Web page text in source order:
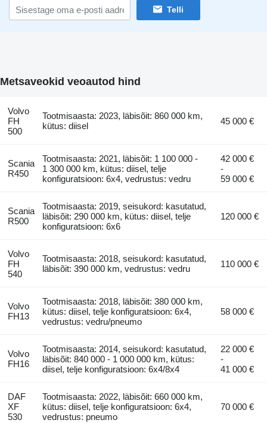
Telli
Metsaveokid veoautod hind
Volvo
FH
500
Tootmisaasta: 2023, läbisõit: 860 000 km,
kütus: diisel
45 000 €
Scania
R450
Tootmisaasta: 2021, läbisõit: 1 100 000 -
1 300 000 km, kütus: diisel, telje
konfiguratsioon: 6x4, vedrustus: vedru
42 000 €
-
59 000 €
Scania
R500
Tootmisaasta: 2019, seisukord: kasutatud,
läbisõit: 290 000 km, kütus: diisel, telje
konfiguratsioon: 6x6
120 000 €
Volvo
FH
540
Tootmisaasta: 2018, seisukord: kasutatud,
läbisõit: 390 000 km, vedrustus: vedru
110 000 €
Volvo
FH13
Tootmisaasta: 2018, läbisõit: 380 000 km,
kütus: diisel, telje konfiguratsioon: 6x4,
vedrustus: vedru/pneumo
58 000 €
Volvo
FH16
Tootmisaasta: 2014, seisukord: kasutatud,
läbisõit: 840 000 - 1 000 000 km, kütus:
diisel, telje konfiguratsioon: 6x4/8x4
22 000 €
-
41 000 €
DAF
XF
530
Tootmisaasta: 2022, läbisõit: 660 000 km,
kütus: diisel, telje konfiguratsioon: 6x4,
vedrustus: pneumo
70 000 €